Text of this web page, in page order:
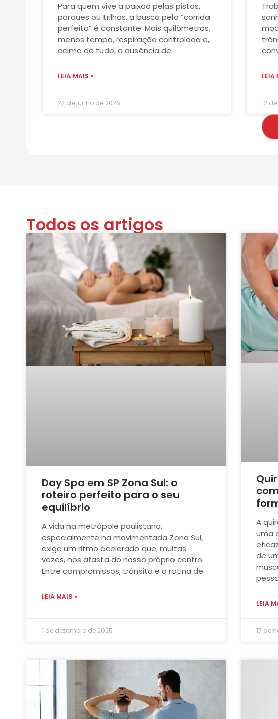
Para quem vive a paixão pelas pistas,
parques ou trilhas, a busca pela “corrida
perfeita” é constante. Mais quilômetros,
menos tempo, respiração controlada e,
acima de tudo, a ausência de
LEIA MAIS »
22 de junho de 2026
LEIA
12
Todos os artigos
Day Spa em SP Zona Sul: o
roteiro perfeito para o seu
equilíbrio
A vida na metrópole paulistana,
especialmente na movimentada Zona Sul,
exige um ritmo acelerado que, muitas
vezes, nos afasta do nosso próprio centro.
Entre compromissos, trânsito e a rotina de
LEIA MAIS »
1 de dezembro de 2025
A
uma
de
LEIA
17 de